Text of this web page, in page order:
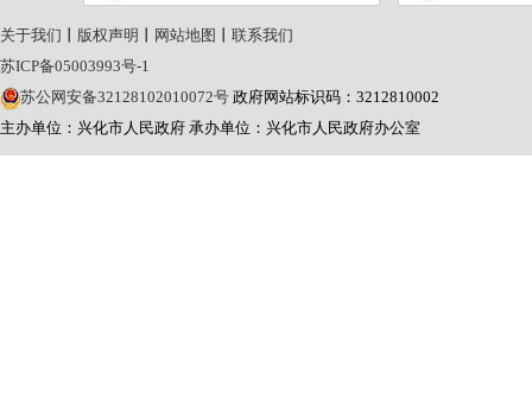
关于我们 版权声明 网站地图
联系我们
苏ICP备05003993号-1
苏公网安备32128102010072号 政府网站标识码：3212810002
主办单位：兴化市人民政府 承办单位：兴化市人民政府办公室